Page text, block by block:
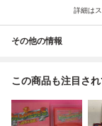
詳細は
その他の情報
この商品も注目さ